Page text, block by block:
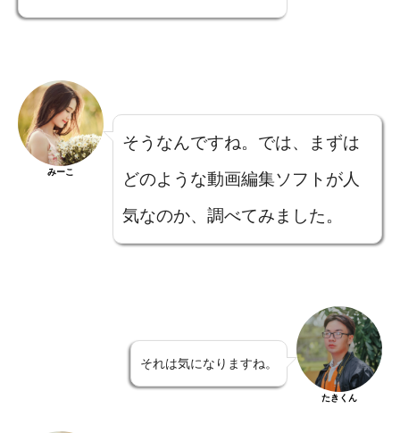
みーこ
そうなんですね。では、まずは
どのような動画編集ソフトが人
気なのか、調べてみました。
それは気になりますね。
たきくん